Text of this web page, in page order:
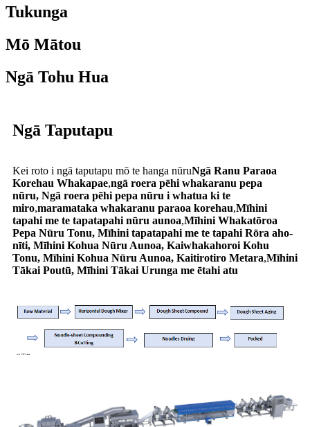
Tukunga
Mō Mātou
Ngā Tohu Hua
Ngā Taputapu
Kei roto i ngā taputapu mō te hanga nūruNgā Ranu Paraoa
Korehau Whakapae,ngā roera pēhi whakaranu pepa
nūru, Ngā roera pēhi pepa nūru i whatua ki te
miro,maramataka whakaranu paraoa korehau,Mīhini
tapahi me te tapatapahi nūru aunoa,Mīhini Whakatōroa
Pepa Nūru Tonu, Mīhini tapatapahi me te tapahi Rōra aho-
nīti, Mīhini Kohua Nūru Aunoa, Kaiwhakahoroi Kohu
Tonu, Mīhini Kohua Nūru Aunoa, Kaitirotiro Metara,Mīhini
Tākai Poutū, Mīhini Tākai Urunga me ētahi atu